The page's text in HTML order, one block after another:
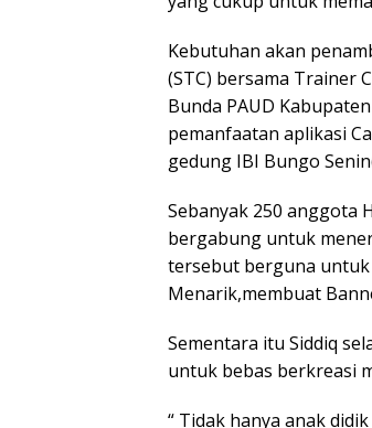
Kebutuhan akan
(STC) bersama Trainer
Bunda PAUD
pemanfaatan aplikasi
gedung IBI Bungo
Sebanyak 250 anggota
bergabung untuk
tersebut berguna untuk
Menarik,membuat
Sementara itu Siddiq
untuk bebas berkreasi
“ Tidak hanya anak